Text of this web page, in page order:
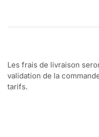
Les frais de livraison
validation de la
tarifs.